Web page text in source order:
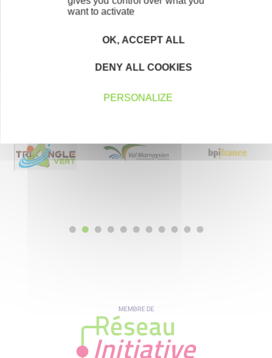
Devenez parrain ou marraine
Nos partenaires
MEMBRE DE
want to activate
OK, ACCEPT ALL
DENY ALL COOKIES
PERSONALIZE